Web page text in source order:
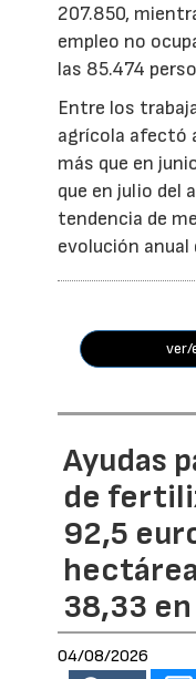
207.850,
empleo no
las 85.474
Entre los
agrícola afectó
más que en
que en julio del
tendencia de
evolución anual
ver/
Ayudas
de
92,5
38,33
04/08/2026